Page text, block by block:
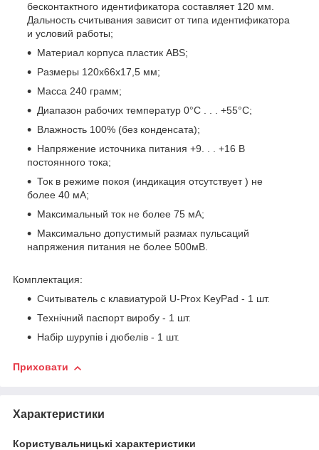
бесконтактного идентификатора составляет 120 мм.
Дальность считывания зависит от типа идентификатора
и условий работы;
Материал корпуса пластик ABS;
Размеры 120х66х17,5 мм;
Масса 240 грамм;
Диапазон рабочих температур 0°С . . . +55°С;
Влажность 100% (без конденсата);
Напряжение источника питания +9. . . +16 В
постоянного тока;
Ток в режиме покоя (индикация отсутствует ) не
более 40 мА;
Максимальный ток не более 75 мА;
Максимально допустимый размах пульсаций
напряжения питания не более 500мВ.
Комплектация:
Считыватель с клавиатурой U-Prox KeyPad - 1 шт.
Технічний паспорт виробу - 1 шт.
Набір шурупів і дюбелів - 1 шт.
Приховати
Характеристики
Користувальницькі характеристики